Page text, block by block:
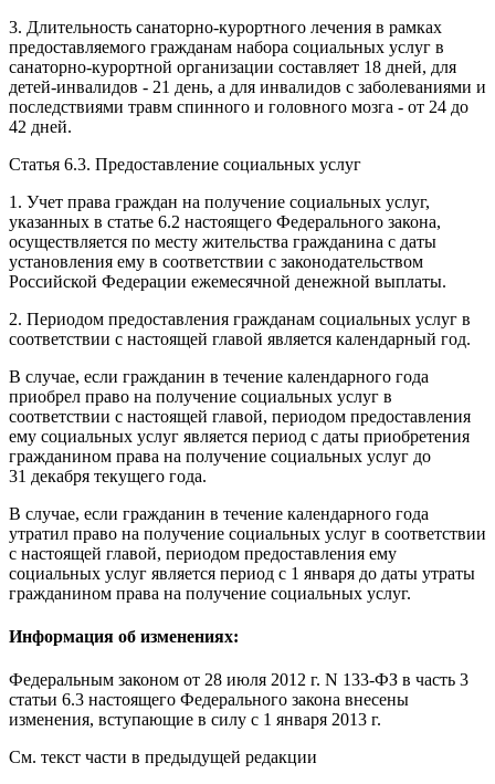
3. Длительность санаторно-курортного лечения в рамках
предоставляемого гражданам набора социальных услуг в
санаторно-курортной организации составляет 18 дней, для
детей-инвалидов - 21 день, а для инвалидов с заболеваниями и
последствиями травм спинного и головного мозга - от 24 до
42 дней.
Статья 6.3. Предоставление социальных услуг
1. Учет права граждан на получение социальных услуг,
указанных в статье 6.2 настоящего Федерального закона,
осуществляется по месту жительства гражданина с даты
установления ему в соответствии с законодательством
Российской Федерации ежемесячной денежной выплаты.
2. Периодом предоставления гражданам социальных услуг в
соответствии с настоящей главой является календарный год.
В случае, если гражданин в течение календарного года
приобрел право на получение социальных услуг в
соответствии с настоящей главой, периодом предоставления
ему социальных услуг является период с даты приобретения
гражданином права на получение социальных услуг до
31 декабря текущего года.
В случае, если гражданин в течение календарного года
утратил право на получение социальных услуг в соответствии
с настоящей главой, периодом предоставления ему
социальных услуг является период с 1 января до даты утраты
гражданином права на получение социальных услуг.
Информация об изменениях:
Федеральным законом от 28 июля 2012 г. N 133-ФЗ в часть 3
статьи 6.3 настоящего Федерального закона внесены
изменения, вступающие в силу c 1 января 2013 г.
См. текст части в предыдущей редакции